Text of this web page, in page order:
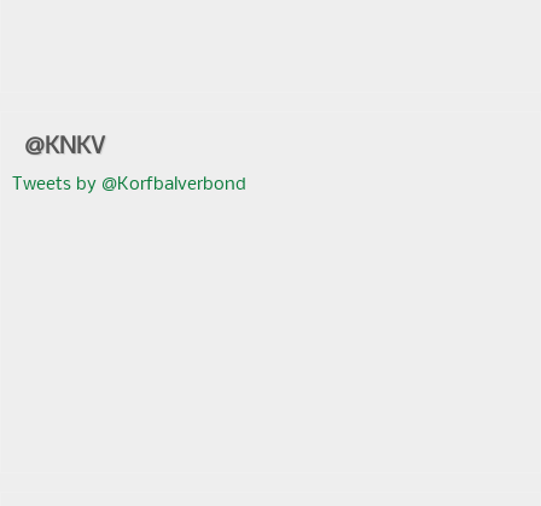
@KNKV
Tweets by @Korfbalverbond